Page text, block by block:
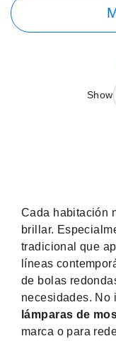
Show
Cada habitación
brillar.
tradicional que
líneas
de bolas
necesidades. No
lámparas de
marca o para